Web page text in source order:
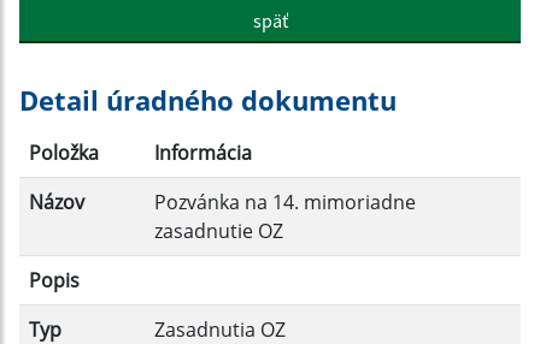
Popis:
Dátum zverejnenia do:
späť
Detail úradného dokumentu
Položka
Informácia
Názov
Pozvánka na 14. mimoriadne
zasadnutie OZ
Popis
Typ
Zasadnutia OZ